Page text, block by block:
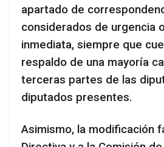
apartado de
considerados de urgencia
inmediata, siempre que
respaldo de una mayoría
terceras partes de las
diputados presentes.
Asimismo, la modificación